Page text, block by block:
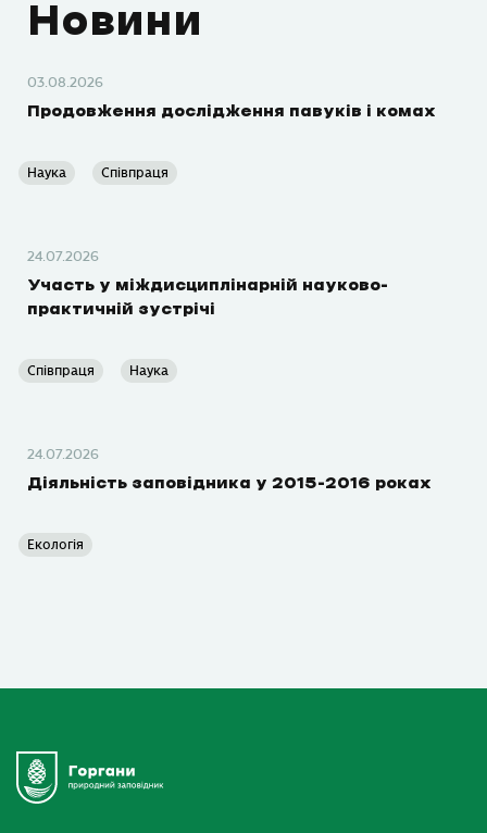
Новини
03.08.2026
Продовження дослідження павуків і комах
Наука Співпраця
24.07.2026
Участь у міждисциплінарній науково-
практичній зустрічі
Співпраця Наука
24.07.2026
Діяльність заповідника у 2015-2016 роках
Екологія